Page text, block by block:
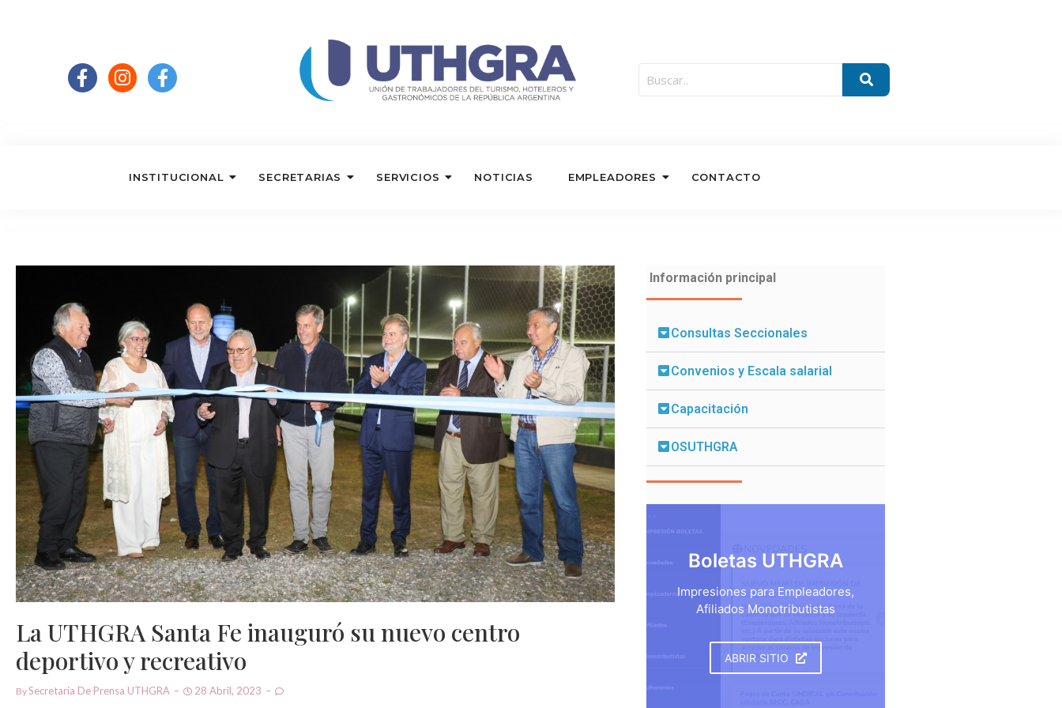
INSTITUCIONAL SECRETARIAS SERVICIOS NOTICIAS EMPLEADORES CONTACTO
La UTHGRA Santa Fe inauguró su nuevo centro
deportivo y recreativo
BySecretaria De Prensa UTHGRA 28 Abril, 2023
Información principal
Consultas Seccionales
Convenios y Escala salarial
Capacitación
OSUTHGRA
Boletas UTHGRA
Impresiones para Empleadores,
Afiliados Monotributistas
ABRIR SITIO